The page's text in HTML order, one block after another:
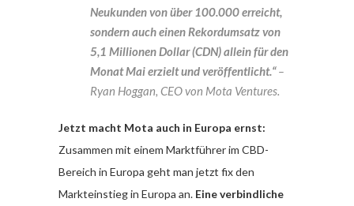
Neukunden von über 100.000 erreicht,
sondern auch einen Rekordumsatz von
5,1 Millionen Dollar (CDN) allein für den
Monat Mai erzielt und veröffentlicht.“ –
Ryan Hoggan, CEO von Mota Ventures.
Jetzt macht Mota auch in Europa ernst:
Zusammen mit einem Marktführer im CBD-
Bereich in Europa geht man jetzt fix den
Markteinstieg in Europa an. Eine verbindliche